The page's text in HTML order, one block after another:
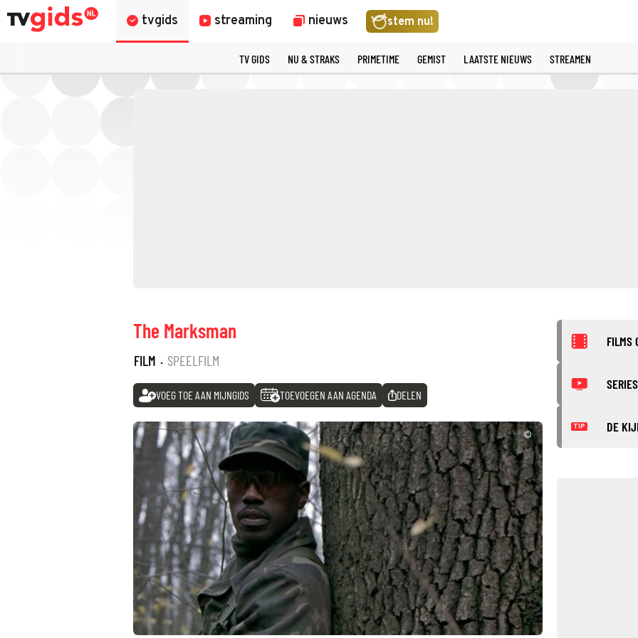
tvgids streaming nieuws stem nu!
TV GIDS NU & STRAKS PRIMETIME GEMIST LAATSTE NIEUWS STREAMEN
The Marksman
FILM · SPEELFILM
VOEG TOE AAN MIJNGIDS TOEVOEGEN AAN AGENDA DELEN
©
FILMS
TIP DE